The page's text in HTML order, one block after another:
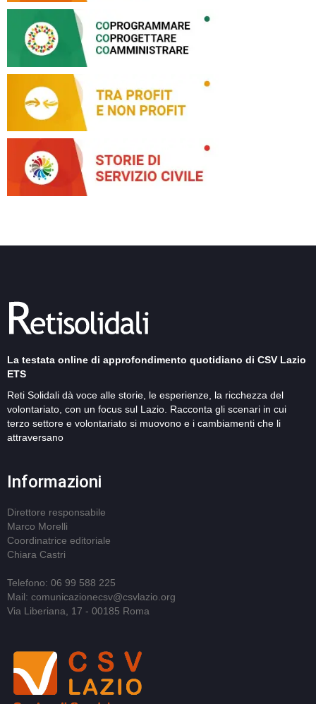
La testata online di approfondimento quotidiano di CSV Lazio
ETS
Reti Solidali dà voce alle storie, le esperienze, la ricchezza del
volontariato, con un focus sul Lazio. Racconta gli scenari in cui
terzo settore e volontariato si muovono e i cambiamenti che li
attraversano
Informazioni
Direttore responsabile
Marco Morelli
Coordinatrice editoriale
Chiara Castri
Telefono: 06 99 588 225
Mail: comunicazionecsv@csvlazio.org
Via Liberiana, 17 - 00185 Roma